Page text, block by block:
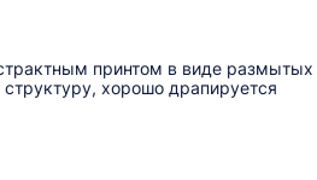
принтом в виде
хорошо драпируется